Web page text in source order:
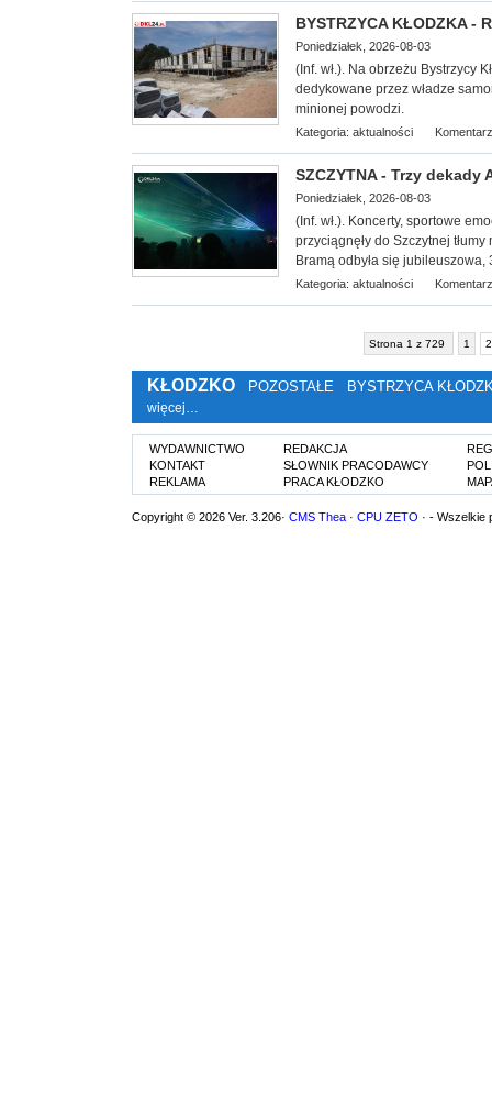
BYSTRZYCA KŁODZKA
Poniedziałek, 2026-08-03
(Inf. wł.). Na obrzeżu Bystrzycy
dedykowane przez władze
minionej powodzi.
Kategoria: aktualności
SZCZYTNA - Trzy dekady
Poniedziałek, 2026-08-03
(Inf. wł.). Koncerty, sportowe
przyciągnęły do Szczytnej
Bramą odbyła się
Kategoria: aktualności
Strona 1 z 729 1 2
KŁODZKO POZOSTAŁE BYSTRZYCA
więcej…
WYDAWNICTWO
KONTAKT
REKLAMA
REDAKCJA
SŁOWNIK PRACODAWCY
PRACA KŁODZKO
Copyright © 2026 Ver. 3.206· CMS Thea · CPU ZETO · - Wszelkie